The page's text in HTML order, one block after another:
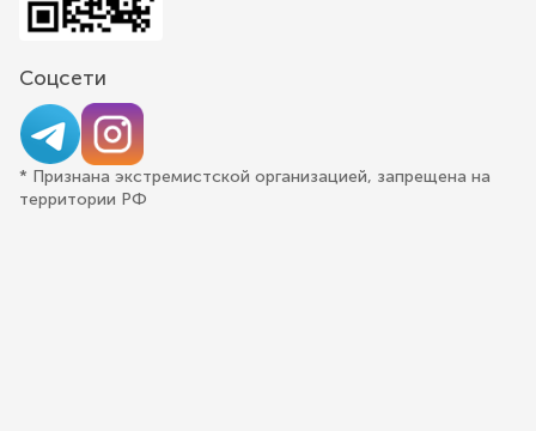
Соцсети
* Признана экстремистской организацией, запрещена на
территории РФ